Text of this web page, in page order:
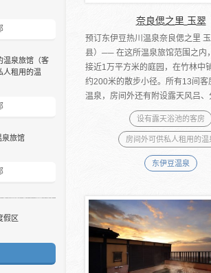
温泉旅馆（客
人租用的温
泉旅馆
假区
奈良偲之里 玉翠
预订东伊豆热川温泉奈良偲之里
县）── 在这所温泉旅馆范围之内
接近1万平方米的庭园，在竹林中
约200米的散步小径。所有13间客
温泉，房间外还有附设露天风吕、
设有露天浴池的客房
房间外可供私人租用的温
东伊豆温泉